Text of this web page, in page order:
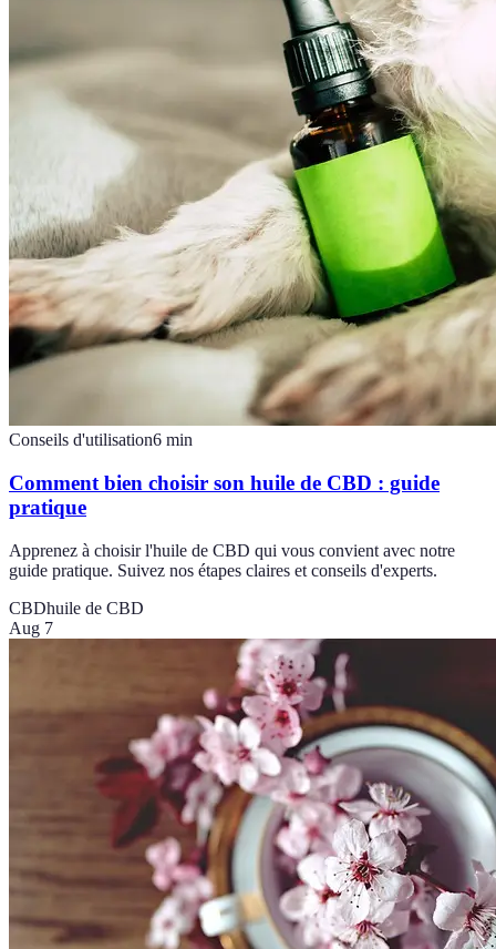
Conseils d'utilisation6 min
Comment bien choisir son huile de CBD : guide
pratique
Apprenez à choisir l'huile de CBD qui vous convient avec notre
guide pratique. Suivez nos étapes claires et conseils d'experts.
CBDhuile de CBD
Aug 7